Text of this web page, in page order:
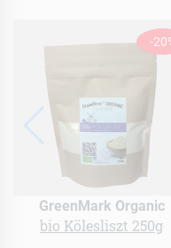
-
GreenMark Organic
bio Kölesliszt 250g